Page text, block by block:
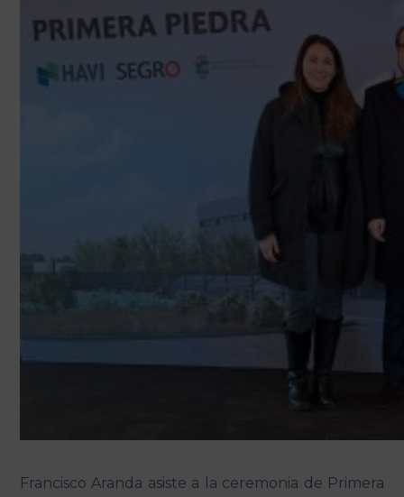
Francisco Aranda asiste a la ceremonia de Primera